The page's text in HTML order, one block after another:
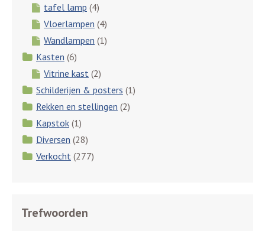
tafel lamp (4)
Vloerlampen (4)
Wandlampen (1)
Kasten (6)
Vitrine kast (2)
Schilderijen & posters (1)
Rekken en stellingen (2)
Kapstok (1)
Diversen (28)
Verkocht (277)
Trefwoorden